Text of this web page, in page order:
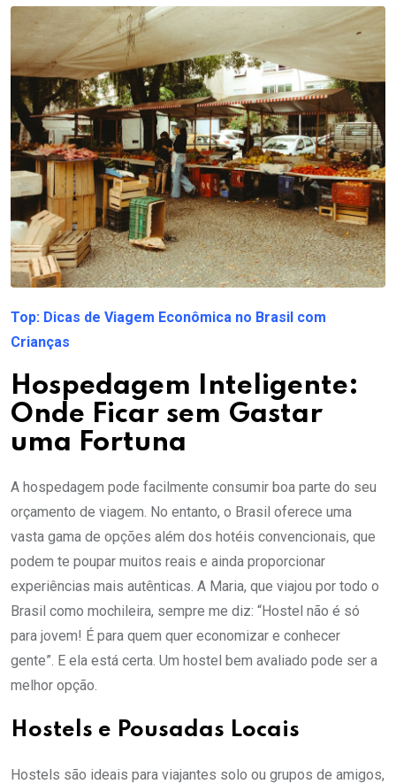
Top: Dicas de Viagem Econômica no Brasil com
Crianças
Hospedagem Inteligente:
Onde Ficar sem Gastar
uma Fortuna
A hospedagem pode facilmente consumir boa parte do seu
orçamento de viagem. No entanto, o Brasil oferece uma
vasta gama de opções além dos hotéis convencionais, que
podem te poupar muitos reais e ainda proporcionar
experiências mais autênticas. A Maria, que viajou por todo o
Brasil como mochileira, sempre me diz: “Hostel não é só
para jovem! É para quem quer economizar e conhecer
gente”. E ela está certa. Um hostel bem avaliado pode ser a
melhor opção.
Hostels e Pousadas Locais
Hostels são ideais para viajantes solo ou grupos de amigos,